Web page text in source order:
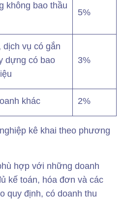
không bao thầu
5%
dịch vụ có gắn
dựng có bao
3%
khác 2%
kê khai theo phương
hợp với những doanh
kế toán, hóa đơn và các
quy định, có doanh thu